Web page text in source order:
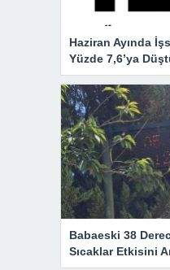
Haziran Ayında
Yüzde 7,6’ya
Babaeski 38
Sıcaklar Etkisini